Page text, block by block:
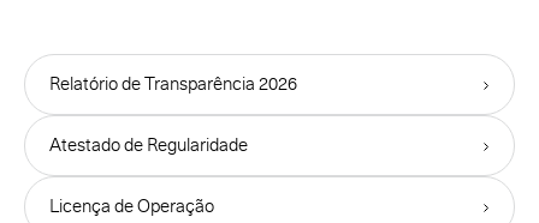
Relatório de Transparência 2026
Atestado de Regularidade
Licença de Operação